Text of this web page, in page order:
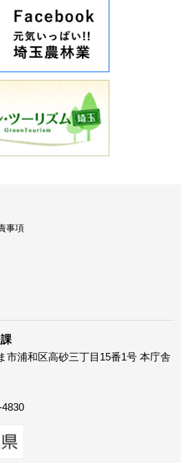
事項
市浦和区高砂三丁目15番1号 本庁舎